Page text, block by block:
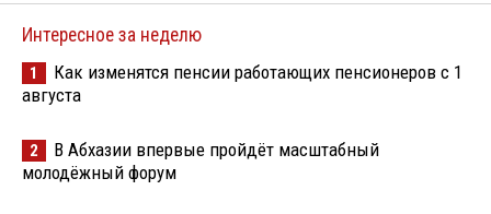
Интересное за неделю
1
Как изменятся пенсии работающих пенсионеров с 1
августа
2
В Абхазии впервые пройдёт масштабный
молодёжный форум